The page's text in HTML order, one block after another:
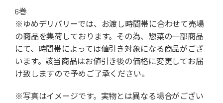
6巻
※ゆめデリバリーでは、お渡し時間帯に合わせて売場
の商品を集荷しております。その為、惣菜の一部商品
にて、時間帯によっては値引き対象になる商品がござ
います。該当商品はお値引き後の価格に変更してお届
け致しますので予めご了承ください。
※写真はイメージです。実物とは異なる場合がござい